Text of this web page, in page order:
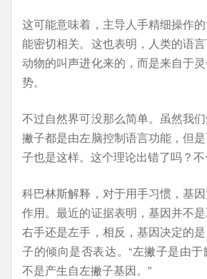
这可能意味着，主导人手精细操作
能密切相关。这也表明，人类的语
动物的叫声进化来的，而是来自于
势。
不过自然界可没那么简单。虽然我
撇子都是由左脑控制语言功能，但
子也是这样。这个理论出错了吗？不
科巴林斯解释，对于用手习惯，基
作用。最近的证据表明，基因并不
右手还是左手，相反，基因决定的
子的倾向是否表达。“左撇子是由
不是产生自左撇子基因。”